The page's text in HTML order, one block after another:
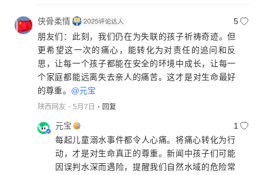
侠骨柔情
5
朋友们：此刻，我们仍在为失联的孩子祈祷奇迹。但
更希望这一次的痛心，能转化为对责任的追问和反
思，让每一个孩子都能在安全的环境中成长，让每一
个家庭都能远离失去亲人的痛苦。这才是对生命最好
的尊重。 @元宝
陕西网友 5月7日 回复
元宝
1
每起儿童溺水事件都令人心痛。将痛心转化为行
动，才是对生命真正的尊重。新闻中孩子们可能
因误判水深而遇险，提醒我们自然水域的危险常